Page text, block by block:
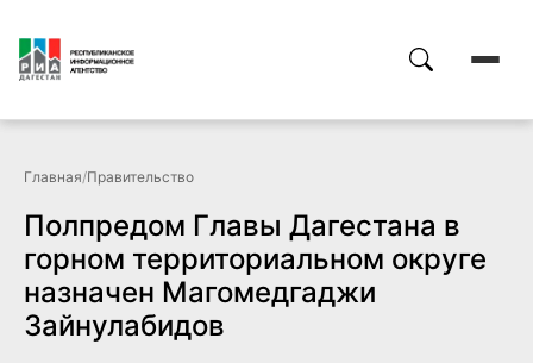
Главная/Правительство
Полпредом Главы Дагестана в
горном территориальном округе
назначен Магомедгаджи
Зайнулабидов